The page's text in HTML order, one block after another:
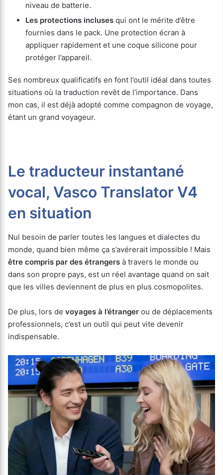
niveau de batterie.
Les protections incluses qui ont le mérite d’être
fournies dans le pack. Une protection écran à
appliquer rapidement et une coque silicone pour
protéger l’appareil.
Ses nombreux qualificatifs en font l’outil idéal dans toutes
situations où la traduction revêt de l’importance. Dans
mon cas, il est déjà adopté comme compagnon de voyage,
étant un grand voyageur.
Le traducteur instantané
vocal, Vasco Translator V4
en situation
Nul besoin de parler toutes les langues et dialectes du
monde, quand bien même ça s’avérerait impossible ! Mais
être compris par des étrangers à travers le monde ou
dans son propre pays, est un réel avantage quand on sait
que les villes deviennent de plus en plus cosmopolites.
De plus, lors de voyages à l’étranger ou de déplacements
professionnels, c’est un outil qui peut vite devenir
indispensable.